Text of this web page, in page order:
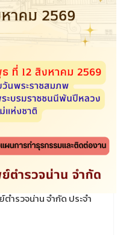
รวจน่าน จำกัด ประจำ